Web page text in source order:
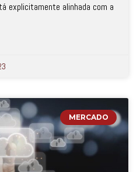
explicitamente alinhada com a
MERCADO